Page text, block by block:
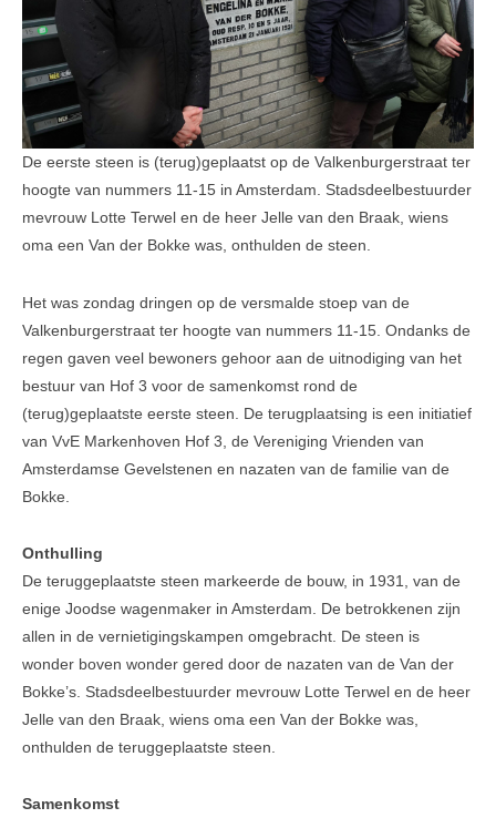
Bestuur en informatie
Stadsvilla A
Stadsvilla C
Stadsvilla D
Documenten
Veel gestelde vragen
Parkeerplek te huur
Verzekeringen
Klachtenmeldpunt
Video's
ALV 2016
Ander nieuws
De eerste steen is (terug)geplaatst op de Valkenburgerstraat ter
hoogte van nummers 11-15 in Amsterdam. Stadsdeelbestuurder
mevrouw Lotte Terwel en de heer Jelle van den Braak, wiens
oma een Van der Bokke was, onthulden de steen.
Het was zondag dringen op de versmalde stoep van de
Valkenburgerstraat ter hoogte van nummers 11-15. Ondanks de
regen gaven veel bewoners gehoor aan de uitnodiging van het
bestuur van Hof 3 voor de samenkomst rond de
(terug)geplaatste eerste steen. De terugplaatsing is een initiatief
van VvE Markenhoven Hof 3, de Vereniging Vrienden van
Amsterdamse Gevelstenen en nazaten van de familie van de
Bokke.
Onthulling
De teruggeplaatste steen markeerde de bouw, in 1931, van de
enige Joodse wagenmaker in Amsterdam. De betrokkenen zijn
allen in de vernietigingskampen omgebracht. De steen is
wonder boven wonder gered door de nazaten van de Van der
Bokke’s. Stadsdeelbestuurder mevrouw Lotte Terwel en de heer
Jelle van den Braak, wiens oma een Van der Bokke was,
onthulden de teruggeplaatste steen.
Samenkomst